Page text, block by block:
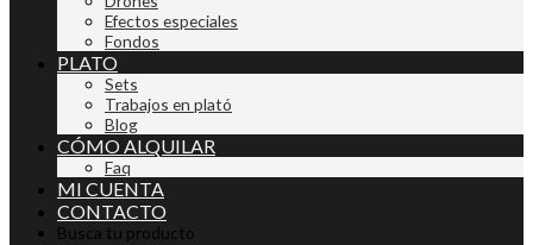
Efectos especiales
Fondos
PLATO
Sets
Trabajos en plató
Blog
CÓMO ALQUILAR
Faq
MI CUENTA
CONTACTO
Busca tu producto